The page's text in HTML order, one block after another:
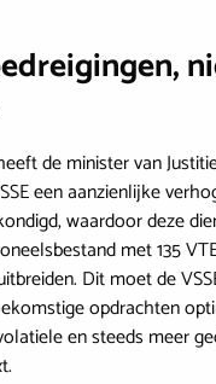
de minister van
een aanzienlijke
waardoor deze
met 135
Dit moet de
opdrachten
en steeds meer